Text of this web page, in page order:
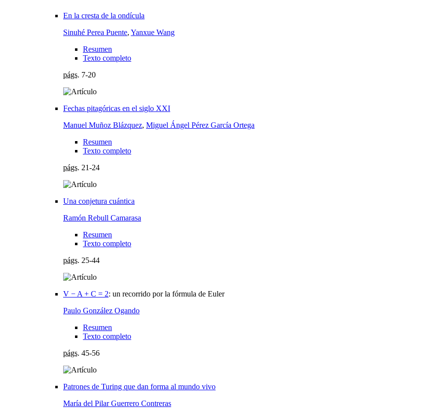
En la cresta de la ondícula
Sinuhé Perea Puente, Yanxue Wang
Resumen
Texto completo
págs. 7-20
Fechas pitagóricas en el siglo XXI
Manuel Muñoz Blázquez, Miguel Ángel Pérez García Ortega
Resumen
Texto completo
págs. 21-24
Una conjetura cuántica
Ramón Rebull Camarasa
Resumen
Texto completo
págs. 25-44
V − A + C = 2: un recorrido por la fórmula de Euler
Paulo González Ogando
Resumen
Texto completo
págs. 45-56
Patrones de Turing que dan forma al mundo vivo
María del Pilar Guerrero Contreras